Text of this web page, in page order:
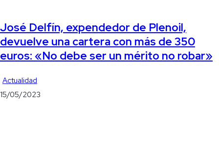
José Delfín, expendedor de Plenoil,
devuelve una cartera con más de 350
euros: «No debe ser un mérito no robar»
Actualidad
15/05/2023